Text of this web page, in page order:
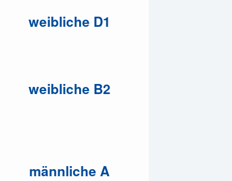
weibliche D1
weibliche B2
männliche A